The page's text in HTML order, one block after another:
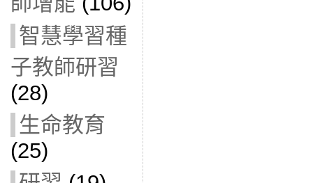
智慧學習種
子教師研習
(28)
生命教育
(25)